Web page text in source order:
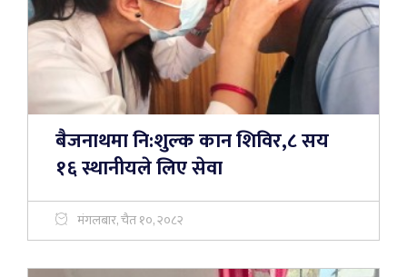
बैजनाथमा नि:शुल्क कान शिविर,८ सय
१६ स्थानीयले लिए सेवा
मंगलबार, चैत १०, २०८२